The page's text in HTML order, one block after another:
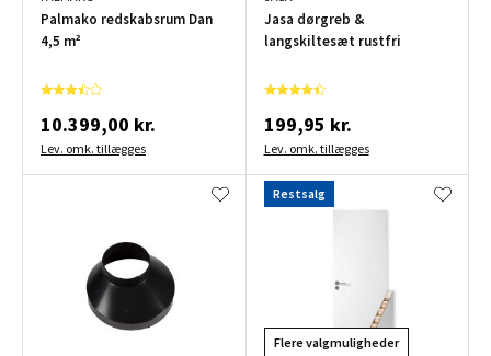
Palmako redskabsrum Dan
4,5 m²
10.399,00 kr.
Lev. omk. tillægges
Jasa dørgreb &
langskiltesæt rustfri
199,95 kr.
Lev. omk. tillægges
Restsalg
Flere valgmuligheder